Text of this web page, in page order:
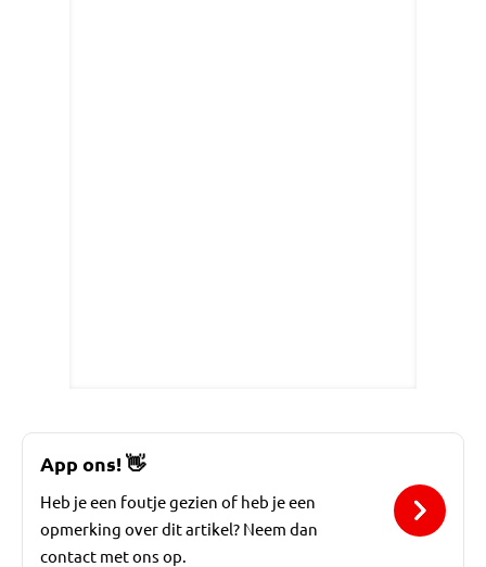
App ons!👋
Heb je een foutje gezien of heb je een
opmerking over dit artikel? Neem dan
contact met ons op.